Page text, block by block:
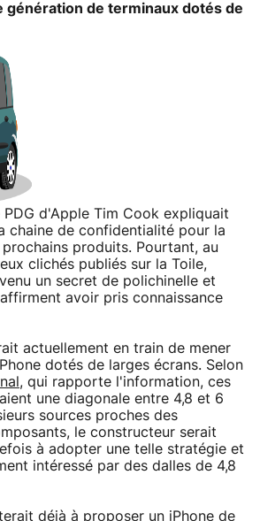
génération de terminaux dotés de
PDG d'Apple Tim Cook expliquait
chaine de confidentialité pour la
produits. Pourtant, au
clichés publiés sur la Toile,
un secret de polichinelle et
avoir pris connaissance
actuellement en train de mener
dotés de larges écrans. Selon
, qui rapporte l'information, ces
une diagonale entre 4,8 et 6
sources proches des
le constructeur serait
à adopter une telle stratégie et
intéressé par des dalles de 4,8
déjà à proposer un iPhone de